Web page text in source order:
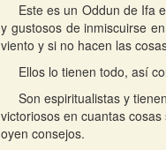
Este es un Oddun de Ifa
y gustosos de inmiscuirse
viento y si no hacen las
Ellos lo tienen todo, así
Son espiritualistas y
victoriosos en cuantas
oyen consejos.